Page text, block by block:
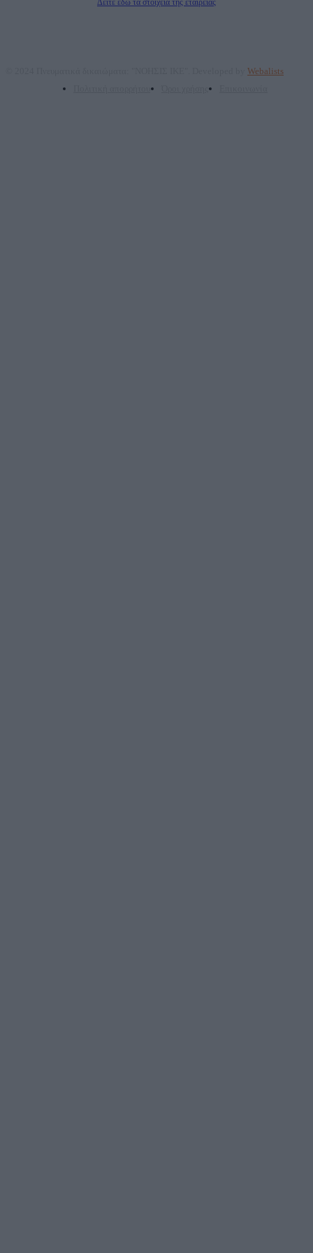
Webalists